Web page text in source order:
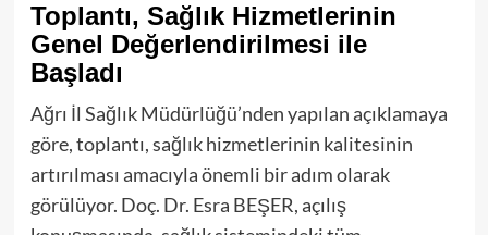
Toplantı, Sağlık Hizmetlerinin
Genel Değerlendirilmesi ile
Başladı
Ağrı İl Sağlık Müdürlüğü’nden yapılan açıklamaya
göre, toplantı, sağlık hizmetlerinin kalitesinin
artırılması amacıyla önemli bir adım olarak
görülüyor. Doç. Dr. Esra BEŞER, açılış